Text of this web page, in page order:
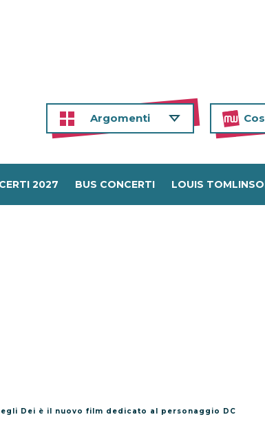
Argomenti
2027 BUS CONCERTI LOUIS
Dei è il nuovo film dedicato al personaggio DC